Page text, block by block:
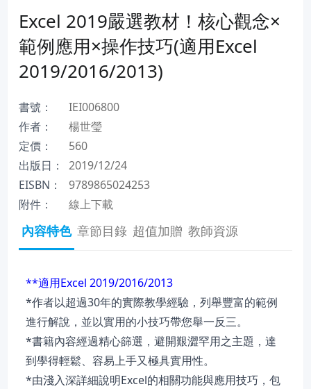
Excel 2019嚴選教材！核心觀念×
範例應用×操作技巧(適用Excel
2019/2016/2013)
書號：
IEI006800
作者：
楊世瑩
定價：
560
出版日：
2019/12/24
EISBN：
9789865024253
附件：
線上下載
內容特色 章節目錄 超值加贈 教師資源
**適用Excel 2019/2016/2013
*作者以超過30年的實際教學經驗，列舉豐富的範例
進行解說，並以實用的小技巧帶您舉一反三。
*書籍內容經過精心篩選，避開艱澀罕用之主題，達
到學得輕鬆、容易上手又極具實用性。
*由淺入深詳細說明Excel的相關功能與應用技巧，包